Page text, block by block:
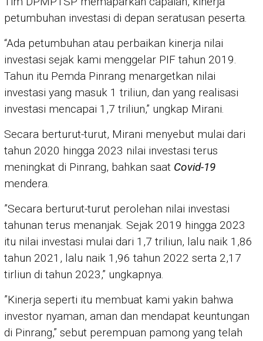
petumbuhan investasi di depan seratusan peserta.
“Ada petumbuhan atau perbaikan kinerja nilai
investasi sejak kami menggelar PIF tahun 2019.
Tahun itu Pemda Pinrang menargetkan nilai
investasi yang masuk 1 triliun, dan yang realisasi
investasi mencapai 1,7 triliun,” ungkap Mirani.
Secara berturut-turut, Mirani menyebut mulai dari
tahun 2020 hingga 2023 nilai investasi terus
meningkat di Pinrang, bahkan saat Covid-19
mendera.
”Secara berturut-turut perolehan nilai investasi
tahunan terus menanjak. Sejak 2019 hingga 2023
itu nilai investasi mulai dari 1,7 triliun, lalu naik 1,86
tahun 2021, lalu naik 1,96 tahun 2022 serta 2,17
tirliun di tahun 2023,” ungkapnya.
”Kinerja seperti itu membuat kami yakin bahwa
investor nyaman, aman dan mendapat keuntungan
di Pinrang,” sebut perempuan pamong yang telah